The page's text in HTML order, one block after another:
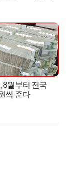
8월부터 전국
씩 준다